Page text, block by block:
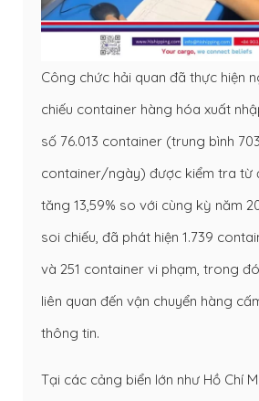
Công chức hải quan đã thực hiện
chiếu container hàng hóa xuất
số 76.013 container (trung bình 703
container/ngày) được kiểm tra từ
tăng 13,59% so với cùng kỳ năm
soi chiếu, đã phát hiện 1.739
và 251 container vi phạm, trong
liên quan đến vận chuyển hàng
thông tin.
Tại các cảng biển lớn như Hồ Chí